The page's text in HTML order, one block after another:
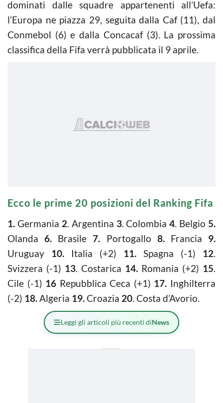
dominati dalle squadre appartenenti all’Uefa:
l’Europa ne piazza 29, seguita dalla Caf (11), dal
Conmebol (6) e dalla Concacaf (3). La prossima
classifica della Fifa verrà pubblicata il 9 aprile.
Ecco le prime 20 posizioni del Ranking Fifa
1. Germania 2. Argentina 3. Colombia4. Belgio 5.
Olanda6. Brasile 7. Portogallo 8.Francia 9.
Uruguay 10. Italia (+2) 11. Spagna (-1) 12.
Svizzera (-1) 13. Costarica 14. Romania (+2) 15.
Cile (-1) 16 Repubblica Ceca (+1) 17. Inghilterra
(-2) 18.Algeria 19.Croazia 20. Costa d’Avorio.
Leggi gli articoli più recenti diNews